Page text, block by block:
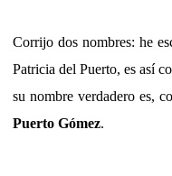
Corrijo dos nombres: he
Patricia del Puerto, es así
su nombre verdadero es,
Puerto Gómez.